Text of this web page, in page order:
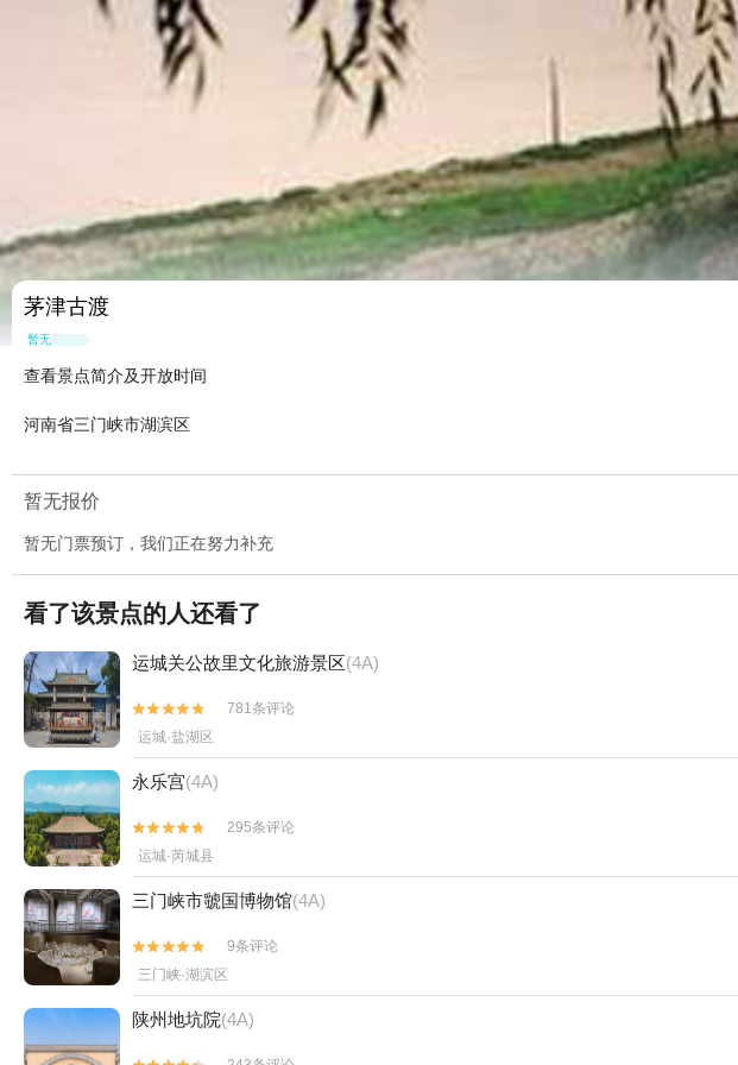
茅津古渡
暂无点评
查看景点简介及开放时间
河南省三门峡市湖滨区
暂无报价
暂无门票预订，我们正在努力补充
看了该景点的人还看了
运城关公故里文化旅游景区(4A)


781条评论
运城·盐湖区
永乐宫(4A)


295条评论
运城·芮城县
三门峡市虢国博物馆(4A)


9条评论
三门峡·湖滨区
陕州地坑院(4A)